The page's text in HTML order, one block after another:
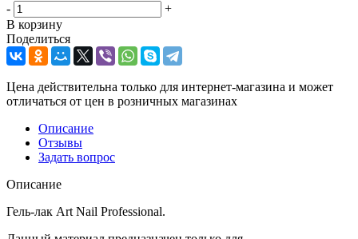
-
+
В корзину
Поделиться
Цена действительна только для интернет-магазина и может
отличаться от цен в розничных магазинах
Описание
Отзывы
Задать вопрос
Описание
Гель-лак Art Nail Professional.